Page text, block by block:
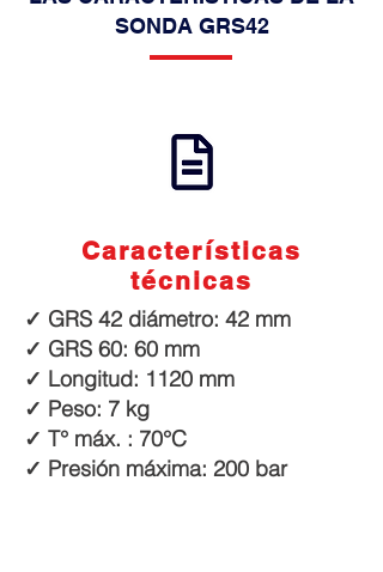
SONDA GRS42
Características
técnicas
✓ GRS 42 diámetro: 42 mm
✓ GRS 60: 60 mm
✓ Longitud: 1120 mm
✓ Peso: 7 kg
✓ T° máx. : 70°C
✓ Presión máxima: 200 bar